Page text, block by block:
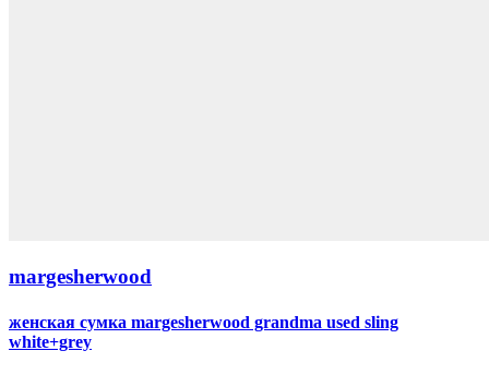
margesherwood
женская сумка margesherwood grandma used sling
white+grey